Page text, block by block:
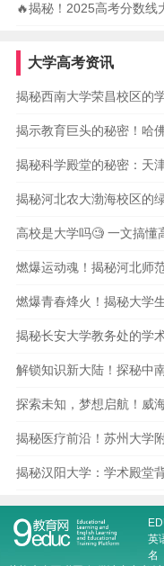
🔥揭秘！2025高考分数线
大学高考资讯
揭秘西南大学荣昌校区的
揭示教育巨头的秘密！哈
揭秘科学殿堂的秘密：天
揭秘河北农大渤海校区的
高校是大学吗🧐 一文搞懂
燃爆运动魂！揭秘河北师
燃爆青春烽火！揭秘大学
揭秘长安大学教务处的学
解锁知识新大陆！探秘中
探索未知，梦想启航！威
揭秘医疗前沿！苏州大学
揭秘汉阳大学：学术殿堂
英
名